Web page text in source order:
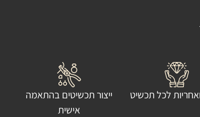
לכל תכשיט
ייצור תכשיטים בהתאמה
אישית